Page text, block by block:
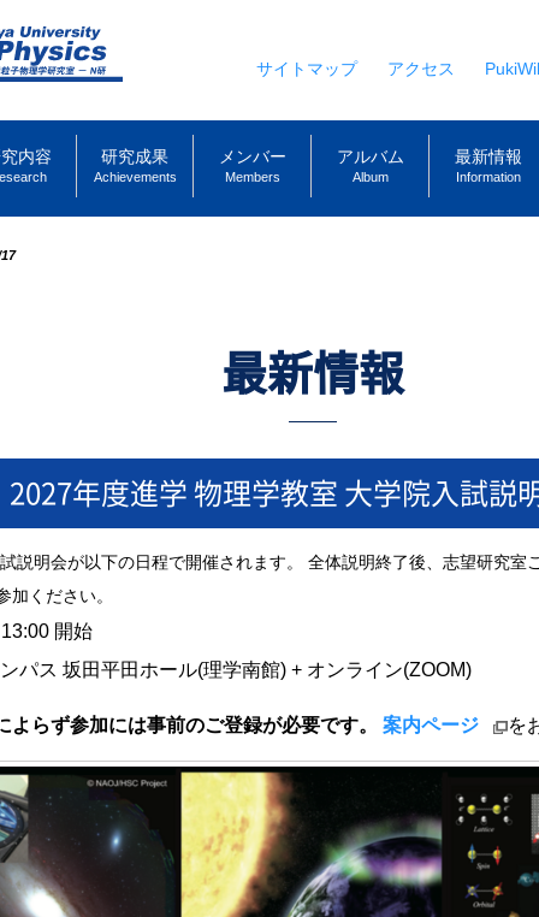
アクセス
サイトマップ
内容 研究成果
Achievements
メンバー
Members
アルバム
Album
最新情報
Information
最新情報
2027年度進学 物理学教室 大学院入試説
説明会が以下の日程で開催されます。 全体説明終了後、志望研究室
加ください。
開始
ス 坂田平田ホール(理学南館) + オンライン(ZOOM)
よらず参加には事前のご登録が必要です。 案内ページ を